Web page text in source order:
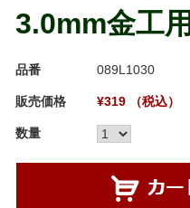
3.0mm金工用
品番 089L1030
販売価格 ¥319 （税込）
数量